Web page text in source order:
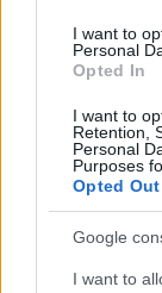
I want to
Personal
Opted In
I want to
Retention,
Personal
Purposes
Opted Out
Google
I want to
Continua
BELLEZZA